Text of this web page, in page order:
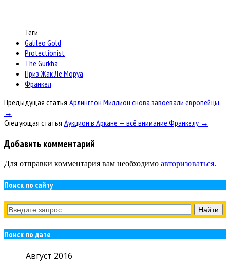
Теги
Galileo Gold
Protectionist
The Gurkha
Приз Жак Ле Моруа
Франкел
Предыдущая статья Арлингтон Миллион снова завоевали европейцы
→
Следующая статья Аукцион в Аркане — всё внимание Франкелу →
Добавить комментарий
Для отправки комментария вам необходимо авторизоваться.
Поиск по сайту
Поиск по дате
Август 2016